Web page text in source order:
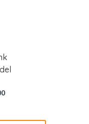
Huidige